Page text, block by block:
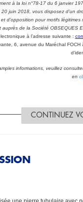
à la loi n°78-17 du 6 janvier
juin 2018, vous disposez d’un
et d’opposition pour motifs
auprès de la Société OBSEQUES
à l’adresse suivante :
6, avenue du Maréchal
informations, veuillez
en
CONTINUEZ